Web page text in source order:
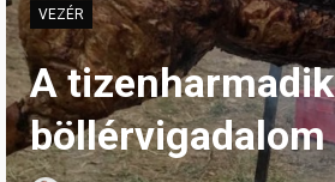
VEZÉR
A tizenharmadik
böllérvigadalom